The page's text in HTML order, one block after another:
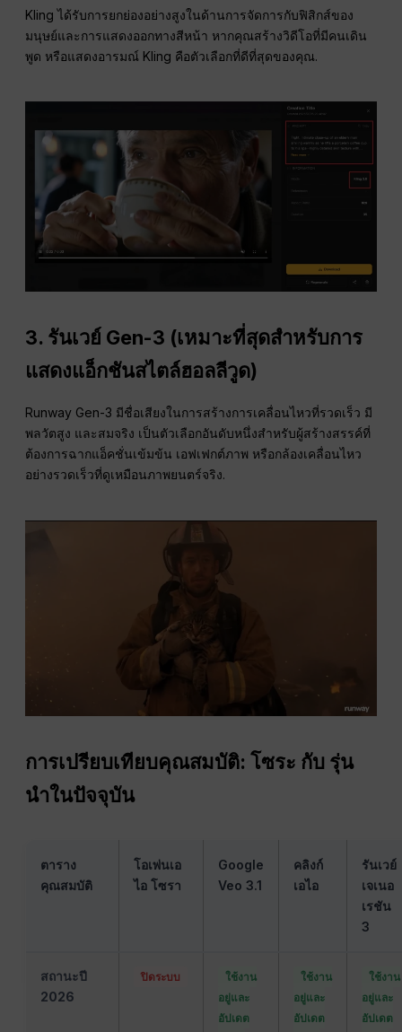
Kling ได้รับการยกย่องอย่างสูงในด้านการจัดการกับฟิสิกส์ของ
มนุษย์และการแสดงออกทางสีหน้า หากคุณสร้างวิดีโอที่มีคนเดิน
พูด หรือแสดงอารมณ์ Kling คือตัวเลือกที่ดีที่สุดของคุณ.
3. รันเวย์ Gen-3 (เหมาะที่สุดสำหรับการ
แสดงแอ็กชันสไตล์ฮอลลีวูด)
Runway Gen-3 มีชื่อเสียงในการสร้างการเคลื่อนไหวที่รวดเร็ว มี
พลวัตสูง และสมจริง เป็นตัวเลือกอันดับหนึ่งสำหรับผู้สร้างสรรค์ที่
ต้องการฉากแอ็คชั่นเข้มข้น เอฟเฟกต์ภาพ หรือกล้องเคลื่อนไหว
อย่างรวดเร็วที่ดูเหมือนภาพยนตร์จริง.
การเปรียบเทียบคุณสมบัติ: โซระ กับ รุ่น
นำในปัจจุบัน
ตาราง
คุณสมบัติ
โอเพ่นเอ
ไอ โซรา
Google
Veo 3.1
คลิงก์
เอไอ
รันเวย์
เจเนอ
เรชัน
3
สถานะปี
2026
ปิดระบบ
ใช้งาน
อยู่และ
อัปเดต
ใช้งาน
อยู่และ
อัปเดต
ใช้งาน
อยู่และ
อัปเดต